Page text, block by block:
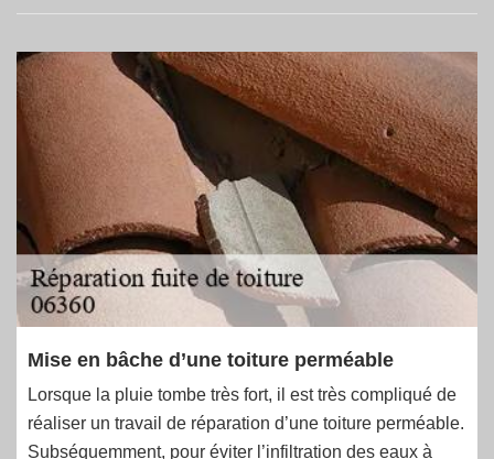
Mise en bâche d’une toiture perméable
Lorsque la pluie tombe très fort, il est très compliqué de
réaliser un travail de réparation d’une toiture perméable.
Subséquemment, pour éviter l’infiltration des eaux à